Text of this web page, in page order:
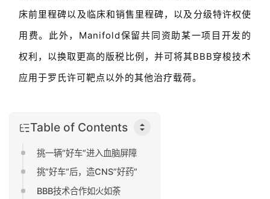
床前里程碑以及临床和销售里程碑，以及分级特许权使
用费。此外，Manifold保留共同资助某一项目开发的
权利，以换取更高的版税比例，并可将其BBB穿梭技术
应用于罗氏许可靶点以外的其他治疗载荷。
Table of Contents
挑一辆“好车”进入血脑屏障
挑”好车“后，造CNS”好药”
BBB技术合作如火如荼